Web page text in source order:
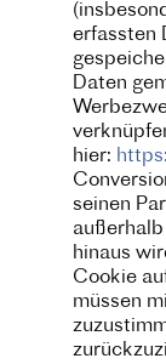
erfassten
Daten
hier:
seinen
hinaus
Cookie
müssen